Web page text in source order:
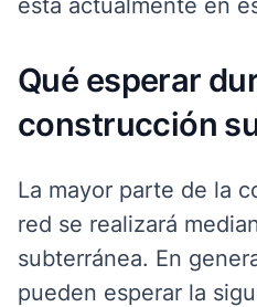
está actualmente en
Qué esperar
construcción
La mayor parte de la
red se realizará
subterránea. En
pueden esperar la